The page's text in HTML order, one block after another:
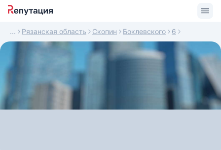
Рязанская область Скопин Боклевского 6